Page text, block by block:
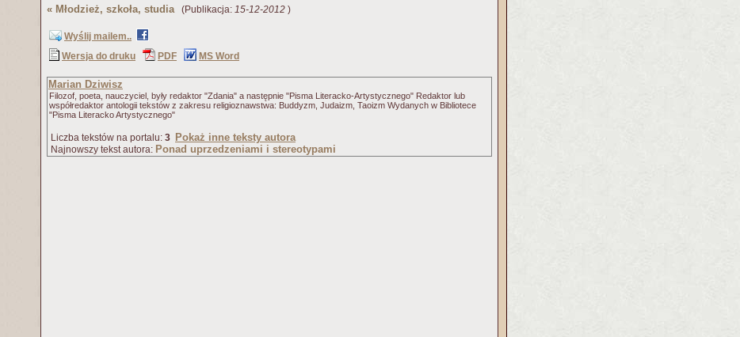
« Młodzież, szkoła, studia (Publikacja: 15-12-2012 )
Wyślij mailem..
Wersja do druku
PDF MS Word
Marian Dziwisz
Filozof, poeta, nauczyciel, były redaktor "Zdania" a następnie "Pisma Literacko-Artystycznego" Redaktor lub
współredaktor antologii tekstów z zakresu religioznawstwa: Buddyzm, Judaizm, Taoizm Wydanych w Bibliotece
"Pisma Literacko Artystycznego"
Liczba tekstów na portalu: 3 Pokaż inne teksty autora
Najnowszy tekst autora: Ponad uprzedzeniami i stereotypami